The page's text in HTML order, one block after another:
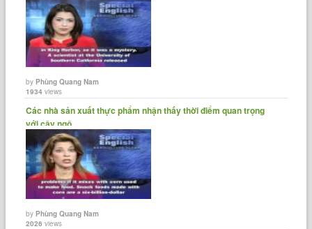
byPhùng Quang Nam
1934 views
Các nhà sản xuất thực phẩm nhận thấy thời điểm quan trọng
với cây ngô......
byPhùng Quang Nam
2026 views